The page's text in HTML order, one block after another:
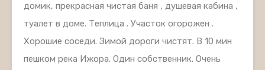
домик, прекрасная чистая баня , душевая кабина ,
туалет в доме. Теплица . Участок огорожен .
Хорошие соседи. Зимой дороги чистят. В 10 мин
пешком река Ижора. Один собственник. Очень